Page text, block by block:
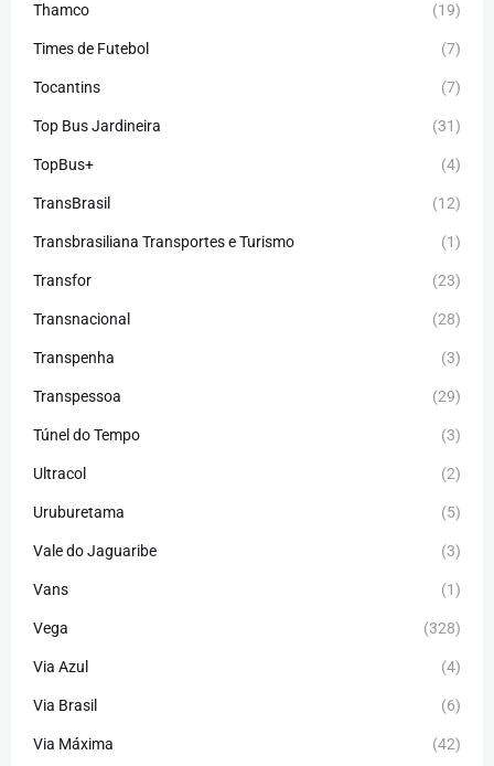
Thamco (19)
Times de Futebol (7)
Tocantins (7)
Top Bus Jardineira (31)
TopBus+ (4)
TransBrasil (12)
Transbrasiliana Transportes e Turismo (1)
Transfor (23)
Transnacional (28)
Transpenha (3)
Transpessoa (29)
Túnel do Tempo (3)
Ultracol (2)
Uruburetama (5)
Vale do Jaguaribe (3)
Vans (1)
Vega (328)
Via Azul (4)
Via Brasil (6)
Via Máxima (42)